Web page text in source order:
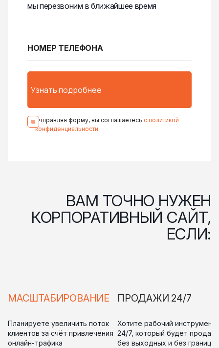
мы перезвоним в ближайшее время
Отправляя форму, вы соглашаетесь с политикой
конфиденциальности
ВАМ ТОЧНО НУЖЕН
КОРПОРАТИВНЫЙ САЙТ,
ЕСЛИ:
МАСШТАБИРОВАНИЕ
Планируете увеличить поток
клиентов за счёт привлечения
онлайн-трафика
ПРОДАЖИ 24/7
Хотите рабочий инструмент
24/7, который будет
без выходных и без границ